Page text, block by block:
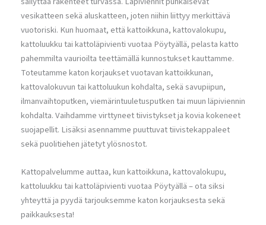
vesikatteen sekä aluskatteen, joten niihin liittyy merkittävä
vuotoriski. Kun huomaat, että kattoikkuna, kattovalokupu,
kattoluukku tai kattoläpivienti vuotaa Pöytyällä, pelasta katto
pahemmilta vaurioilta teettämällä kunnostukset kauttamme.
Toteutamme katon korjaukset vuotavan kattoikkunan,
kattovalokuvun tai kattoluukun kohdalta, sekä savupiipun,
ilmanvaihtoputken, viemärintuuletusputken tai muun läpiviennin
kohdalta. Vaihdamme virttyneet tiivistykset ja kovia kokeneet
suojapellit. Lisäksi asennamme puuttuvat tiivistekappaleet
sekä puolitiehen jätetyt ylösnostot.
Kattopalvelumme auttaa, kun kattoikkuna, kattovalokupu,
kattoluukku tai kattoläpivienti vuotaa Pöytyällä – ota siksi
yhteyttä ja pyydä tarjouksemme katon korjauksesta sekä
paikkauksesta!